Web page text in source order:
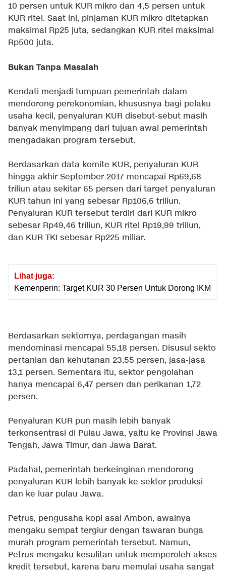
10 persen untuk KUR mikro dan 4,5 persen untuk
KUR ritel. Saat ini, pinjaman KUR mikro ditetapkan
maksimal Rp25 juta, sedangkan KUR ritel maksimal
Rp500 juta.
Bukan Tanpa Masalah
Kendati menjadi tumpuan pemerintah dalam
mendorong perekonomian, khususnya bagi pelaku
usaha kecil, penyaluran KUR disebut-sebut masih
banyak menyimpang dari tujuan awal pemerintah
mengadakan program tersebut.
Berdasarkan data komite KUR, penyaluran KUR
hingga akhir September 2017 mencapai Rp69,68
triliun atau sekitar 65 persen dari target penyaluran
KUR tahun ini yang sebesar Rp106,6 triliun.
Penyaluran KUR tersebut terdiri dari KUR mikro
sebesar Rp49,46 triliun, KUR ritel Rp19,99 triliun,
dan KUR TKI sebesar Rp225 miliar.
Lihat juga:
Kemenperin: Target KUR 30 Persen Untuk Dorong IKM
Berdasarkan sektornya, perdagangan masih
mendominasi mencapai 55,18 persen. Disusul sekto
pertanian dan kehutanan 23,55 persen, jasa-jasa
13,1 persen. Sementara itu, sektor pengolahan
hanya mencapai 6,47 persen dan perikanan 1,72
persen.
Penyaluran KUR pun masih lebih banyak
terkonsentrasi di Pulau Jawa, yaitu ke Provinsi Jawa
Tengah, Jawa Timur, dan Jawa Barat.
Padahal, pemerintah berkeinginan mendorong
penyaluran KUR lebih banyak ke sektor produksi
dan ke luar pulau Jawa.
Petrus, pengusaha kopi asal Ambon, awalnya
mengaku sempat tergiur dengan tawaran bunga
murah program pemerintah tersebut. Namun,
Petrus mengaku kesulitan untuk memperoleh akses
kredit tersebut, karena baru memulai usaha sangat